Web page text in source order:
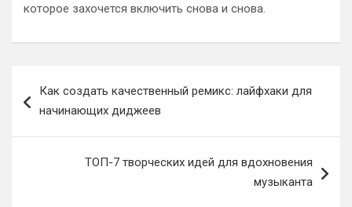
которое захочется включить снова и снова.
по
Как создать качественный ремикс: лайфхаки для
начинающих диджеев
ТОП-7 творческих идей для вдохновения
музыканта